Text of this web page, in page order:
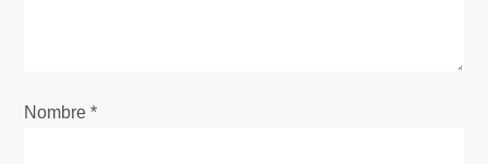
e
Nombre*